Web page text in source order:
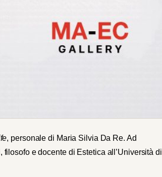
, personale di Maria Silvia Da Re. Ad
e docente di Estetica all’Università di